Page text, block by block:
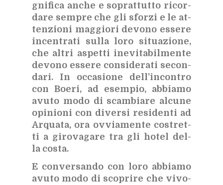
gni­fi­ca an­che e so­prat­tut­to ri­cor­
da­re sem­pre che gli sfor­zi e le at­
ten­zio­ni mag­gio­ri de­vo­no es­se­re
in­cen­tra­ti sul­la loro si­tua­zio­ne,
che al­tri aspet­ti ine­vi­ta­bil­men­te
de­vo­no es­se­re con­si­de­ra­ti se­con­
da­ri. In oc­ca­sio­ne del­l’in­con­tro
con Boe­ri, ad esem­pio, ab­bia­mo
avu­to modo di scam­bia­re al­cu­ne
opi­nio­ni con di­ver­si re­si­den­ti ad
Ar­qua­ta, ora ov­via­men­te co­stret­
ti a gi­ro­va­ga­re tra gli ho­tel del­
la co­sta.
E con­ver­san­do con loro ab­bia­mo
avu­to modo di sco­pri­re che vi­vo­